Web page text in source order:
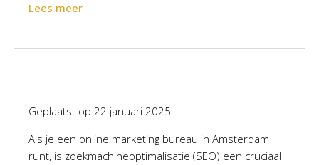
Lees meer
Geplaatst op 22 januari 2025
Als je een online marketing bureau in Amsterdam
runt, is zoekmachineoptimalisatie (SEO) een cruciaal